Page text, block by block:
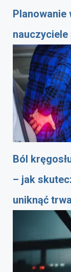
Ból
– jak
uniknąć